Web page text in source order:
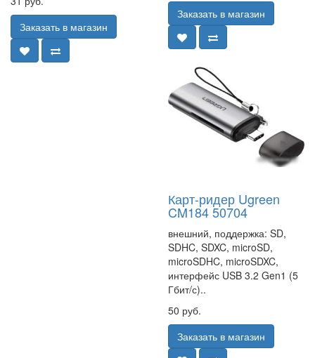
Заказать в магазин
Заказать в магазин
Карт-ридер Ugreen
CM184 50704
внешний, поддержка: SD,
SDHC, SDXC, microSD,
microSDHC, microSDXC,
интерфейс USB 3.2 Gen1 (5
Гбит/с)..
50 руб.
Заказать в магазин